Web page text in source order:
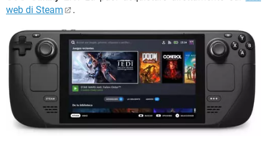
web di Steam
.